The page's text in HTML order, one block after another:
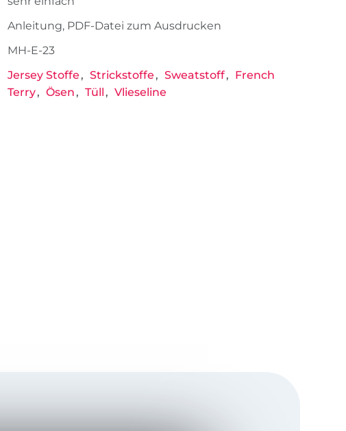
Anleitung, PDF-Datei zum Ausdrucken
MH-E-23
Jersey Stoffe Strickstoffe Sweatstoff
French
Terry
Ösen Tüll Vlieseline